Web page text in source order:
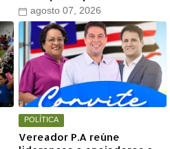
aliado em Timon
agosto 07, 2026
POLÍTICA
Vereador P.A reúne